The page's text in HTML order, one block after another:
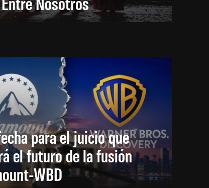
para el juicio que
el futuro de la fusión
WBD